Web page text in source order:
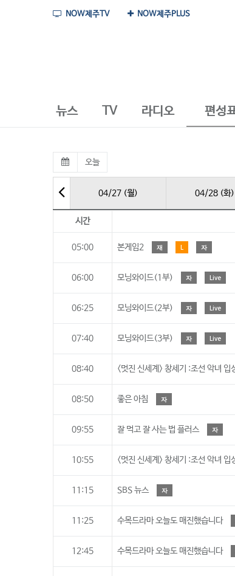
NOW제주PLUS
NOW제주TV
뉴스 TV 라디오 편성
오늘
04/27 (월) 04/28 (화)
시간
05:00 본게임2 재 L 자
06:00 모닝와이드(1부) 자 Live
06:25 모닝와이드(2부) 자 Live
07:40 모닝와이드(3부) 자 Live
08:40 <멋진 신세계> 창세기 :조선 악녀 입
08:50 좋은 아침 자
09:55 잘 먹고 잘 사는 법 플러스 자
10:55 <멋진 신세계> 창세기 :조선 악녀 입
11:15 SBS 뉴스 자
11:25 수목드라마 오늘도 매진했습니다
12:45 수목드라마 오늘도 매진했습니다